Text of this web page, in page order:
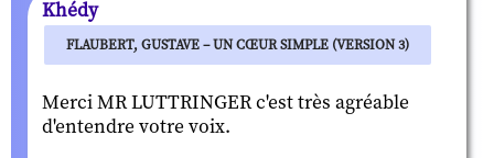
Khédy
FLAUBERT, GUSTAVE – UN CŒUR SIMPLE (VERSION 3)
Merci MR LUTTRINGER c'est très agréable
d'entendre votre voix.